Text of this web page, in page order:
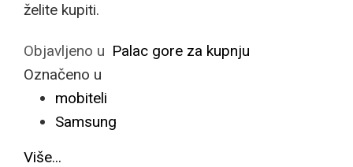
želite kupiti.
Objavljeno u Palac gore za kupnju
Označeno u
mobiteli
Samsung
Više...